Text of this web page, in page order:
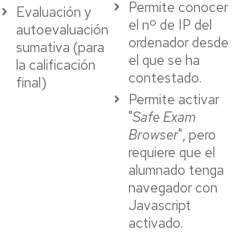
Evaluación y
autoevaluación
sumativa (para
la calificación
final)
Permite conocer
el nº de IP del
ordenador desde
el que se ha
contestado.
Permite activar
"Safe Exam
Browser", pero
requiere que el
alumnado tenga
navegador con
Javascript
activado.